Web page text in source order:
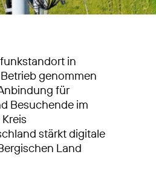
in
genommen
für
Besuchende im
stärkt digitale
Land